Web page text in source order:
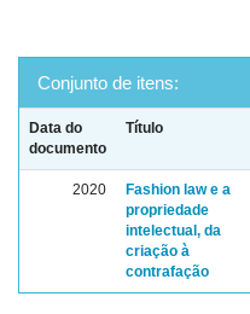
Conjunto de itens:
Data do
documento
Título
2020
Fashion law e a
propriedade
intelectual, da
criação à
contrafação